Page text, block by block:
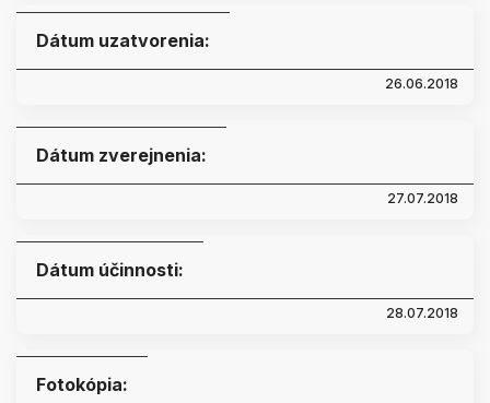
Dátum uzatvorenia:
26.06.2018
Dátum zverejnenia:
27.07.2018
Dátum účinnosti:
28.07.2018
Fotokópia: